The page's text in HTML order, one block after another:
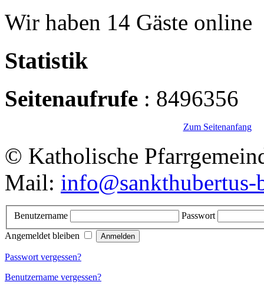
Wir haben 14 Gäste online
Statistik
Seitenaufrufe : 8496356
Zum Seitenanfang
© Katholische
Mail: info@sankthubertus-
Benutzername
Passwort
Angemeldet bleiben
Passwort vergessen?
Benutzername vergessen?